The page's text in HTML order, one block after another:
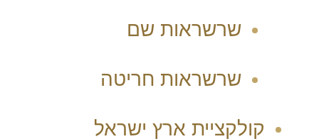
שרשראות שם
שרשראות חריטה
קולקציית ארץ ישראל